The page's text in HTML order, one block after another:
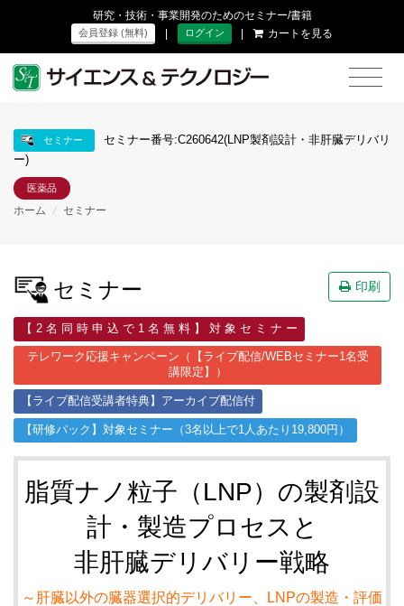
研究・技術・事業開発のためのセミナー/書籍
会員登録 (無料) | ログイン | カートを見る
セミナー
セミナー番号:C260642(LNP製剤設計・非肝臓デリバリ
ー)
医薬品
ホーム / セミナー
セミナー 印刷
【 2 名 同 時 申 込 で 1 名 無 料 】 対 象 セ ミ ナ ー
テレワーク応援キャンペーン（【ライブ配信/WEBセミナー1名受
講限定】）
【ライブ配信受講者特典】アーカイブ配信付
【研修パック】対象セミナー（3名以上で1人あたり19,800円）
脂質ナノ粒子（LNP）の製剤設
計・製造プロセスと
非肝臓デリバリー戦略
～肝臓以外の臓器選択的デリバリー、LNPの製造・評価